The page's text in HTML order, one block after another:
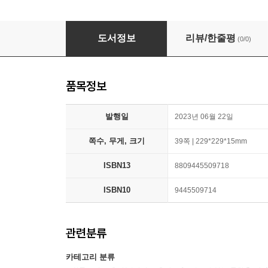
Pictory Set 1-70 : Stick and Stone Best
도서정보 리뷰/한줄평 (0/0)
품목정보
발행일 2023년 06월 22일
쪽수, 무게, 크기 39쪽 | 229*229*15mm
ISBN13 8809445509718
ISBN10 9445509714
관련분류
카테고리 분류